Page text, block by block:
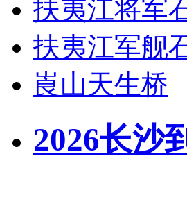
扶夷江将军
扶夷江军舰
崀山天生桥
2026长沙